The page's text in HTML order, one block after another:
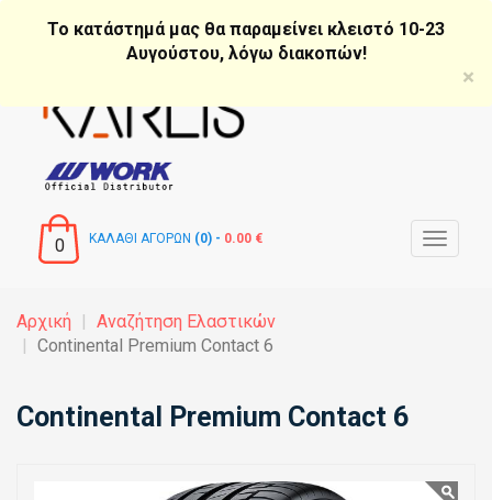
περιεχόμενο
Το κατάστημά μας θα παραμείνει κλειστό 10-23
Αυγούστου, λόγω διακοπών!
×
0 ΚΑΛΑΘΙ ΑΓΟΡΩΝ (0) - 0.00 €
Toggle
Αρχική
Αναζήτηση Ελαστικών
Continental Premium Contact 6
Continental Premium Contact 6